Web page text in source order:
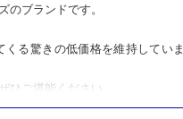
のブランドです。
る驚きの低価格を維持していま
ひご堪能ください。